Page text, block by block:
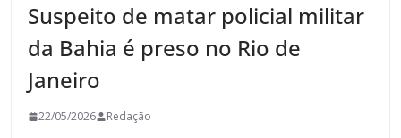
Suspeito de matar policial militar
da Bahia é preso no Rio de
Janeiro
22/05/2026 Redação